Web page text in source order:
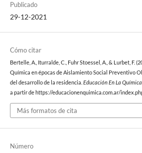
Publicado
29-12-2021
Cómo citar
Bertelle, A., Iturralde, C., Fuhr Stoessel, A., & Lurbet, F.
Química en épocas de Aislamiento Social Preventivo
del desarrollo de la residencia.Educación En La Química
a partir de https://educacionenquimica.com.ar/
Más formatos de cita
Número